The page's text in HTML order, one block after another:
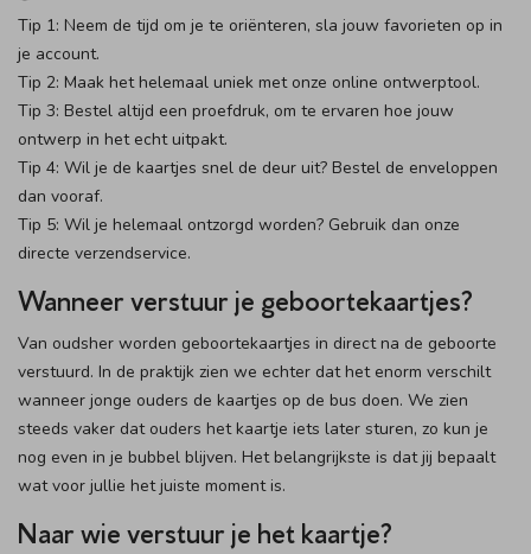
Tip 1: Neem de tijd om je te oriënteren, sla jouw favorieten op in
je account.
Tip 2: Maak het helemaal uniek met onze online ontwerptool.
Tip 3: Bestel altijd een proefdruk, om te ervaren hoe jouw
ontwerp in het echt uitpakt.
Tip 4: Wil je de kaartjes snel de deur uit? Bestel de enveloppen
dan vooraf.
Tip 5: Wil je helemaal ontzorgd worden? Gebruik dan onze
directe verzendservice.
Wanneer verstuur je geboortekaartjes?
Van oudsher worden geboortekaartjes in direct na de geboorte
verstuurd. In de praktijk zien we echter dat het enorm verschilt
wanneer jonge ouders de kaartjes op de bus doen. We zien
steeds vaker dat ouders het kaartje iets later sturen, zo kun je
nog even in je bubbel blijven. Het belangrijkste is dat jij bepaalt
wat voor jullie het juiste moment is.
Naar wie verstuur je het kaartje?